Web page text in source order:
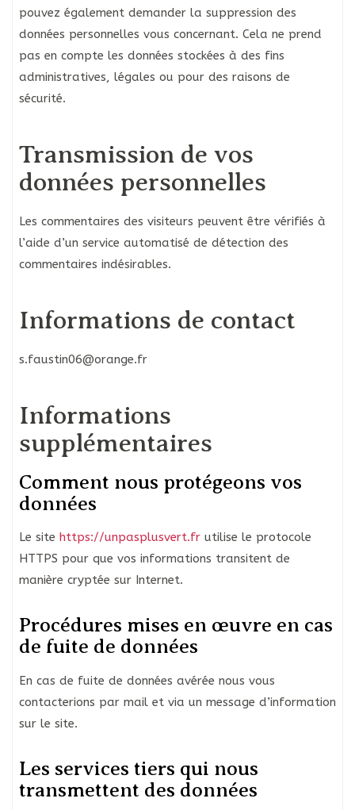
pouvez également demander la suppression des
données personnelles vous concernant. Cela ne prend
pas en compte les données stockées à des fins
administratives, légales ou pour des raisons de
sécurité.
Transmission de vos
données personnelles
Les commentaires des visiteurs peuvent être vérifiés à
l’aide d’un service automatisé de détection des
commentaires indésirables.
Informations de contact
s.faustin06@orange.fr
Informations
supplémentaires
Comment nous protégeons vos
données
Le site https://unpasplusvert.frutilise le protocole
HTTPS pour que vos informations transitent de
manière cryptée sur Internet.
Procédures mises en œuvre en cas
de fuite de données
En cas de fuite de données avérée nous vous
contacterions par mail et via un message d’information
sur le site.
Les services tiers qui nous
transmettent des données